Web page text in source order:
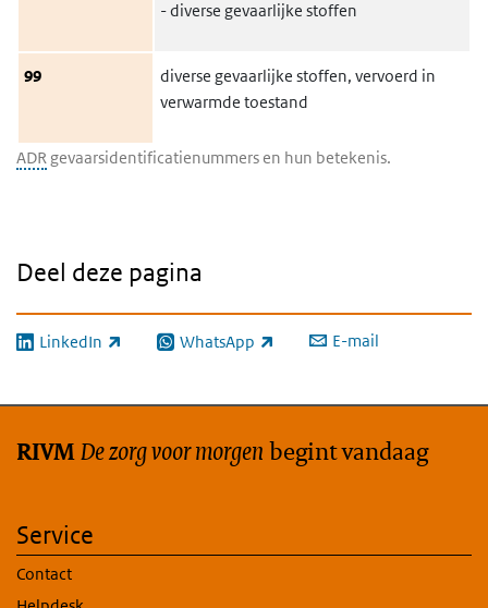
ADR gevaarsidentificatienummers en hun betekenis.
- diverse gevaarlijke stoffen
99
diverse gevaarlijke stoffen, vervoerd in
verwarmde toestand
Deel deze pagina
LinkedIn
(externe link) WhatsApp
(externe link) E-mail
RIVM De zorg voor morgen begint vandaag
Service
Contact